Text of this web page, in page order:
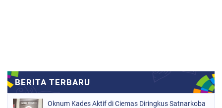
Oknum Kades Aktif di Ciemas Diringkus Satnarkoba